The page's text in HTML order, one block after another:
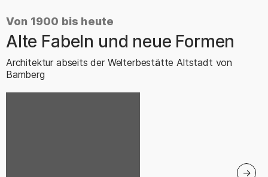
Von 1900 bis heute
–
Alte Fabeln und neue Formen
Architektur abseits der Welterbestätte Altstadt von
Bamberg